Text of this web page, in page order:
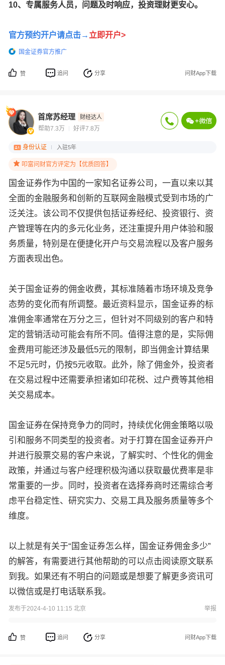
10、专属服务人员，问题及时响应，投资理财更安心。
官方预约开户请点击→ 立即开户>
国金证券官方推广
赞 追问 分享 问财App下载
首席苏经理 财经达人
帮助7.3万 好评7.8万
身份认证 入驻5年
叩富问财官方评定为【优质回答】
国金证券作为中国的一家知名证券公司，一直以来以其
全面的金融服务和创新的互联网金融模式受到市场的广
泛关注。该公司不仅提供包括证券经纪、投资银行、资
产管理等在内的多元化业务，还注重提升用户体验和服
务质量，特别是在便捷化开户与交易流程以及客户服务
方面表现出色。
关于国金证券的佣金收费，其标准随着市场环境及竞争
态势的变化而有所调整。最近资料显示，国金证券的标
准佣金率通常在万分之三，但针对不同级别的客户和特
定的营销活动可能会有所不同。值得注意的是，实际佣
金费用可能还涉及最低5元的限制，即当佣金计算结果
不足5元时，仍按5元收取。此外，除了佣金外，投资者
在交易过程中还需要承担诸如印花税、过户费等其他相
关交易成本。
国金证券在保持竞争力的同时，持续优化佣金策略以吸
引和服务不同类型的投资者。对于打算在国金证券开户
并进行股票交易的客户来说，了解实时、个性化的佣金
政策，并通过与客户经理积极沟通以获取最优费率是非
常重要的一步。同时，投资者在选择券商时还需综合考
虑平台稳定性、研究实力、交易工具及服务质量等多个
维度。
以上就是有关于“国金证券怎么样，国金证券佣金多少”
的解答，有需要进行其他帮助的可以点击阅读原文联系
到我。如果还有不明白的问题或是想要了解更多资讯可
以微信或是打电话联系我。
发布于2024-4-10 11:15 北京 举报
赞 追问 分享 问财App下载